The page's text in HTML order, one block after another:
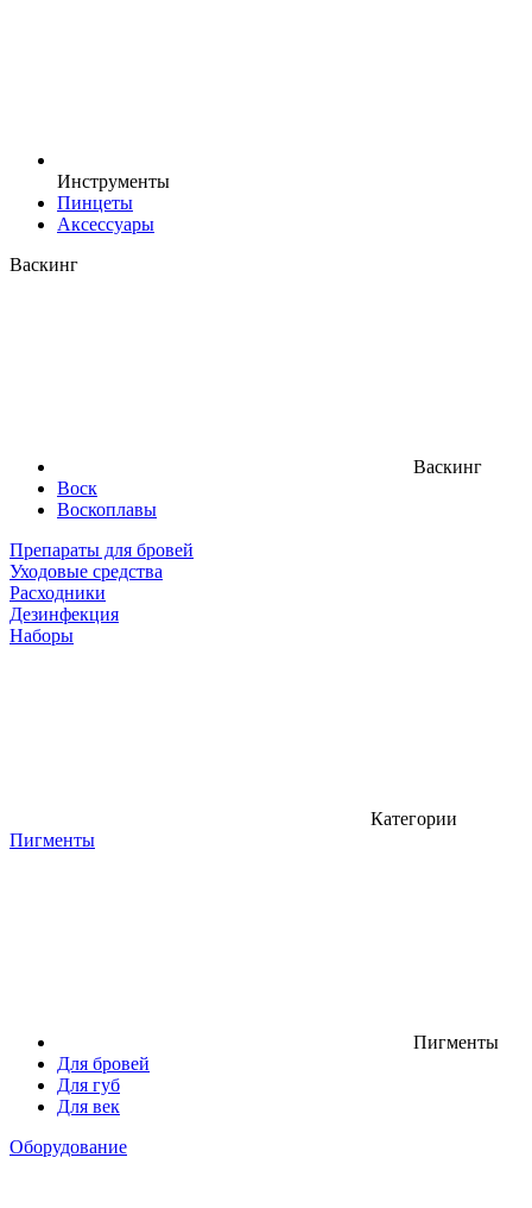
Инструменты
Пинцеты
Аксессуары
Васкинг
Васкинг
Воск
Воскоплавы
Препараты для бровей
Уходовые средства
Расходники
Дезинфекция
Наборы
Категории
Пигменты
Пигменты
Для бровей
Для губ
Для век
Оборудование